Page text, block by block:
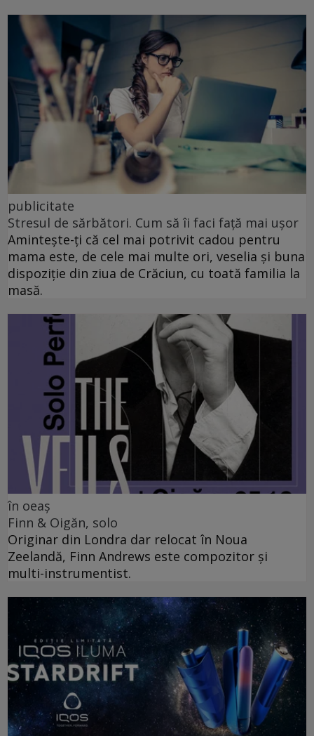
publicitate
Stresul de sărbători. Cum să îi faci față mai ușor
Amintește-ți că cel mai potrivit cadou pentru
mama este, de cele mai multe ori, veselia și buna
dispoziție din ziua de Crăciun, cu toată familia la
masă.
în oeaș
Finn & Oigăn, solo
Originar din Londra dar relocat în Noua
Zeelandă, Finn Andrews este compozitor și
multi-instrumentist.